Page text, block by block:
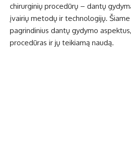
chirurginių procedūrų – dantų
įvairių metodų ir technologijų.
pagrindinius dantų gydymo
procedūras ir jų teikiamą naudą.